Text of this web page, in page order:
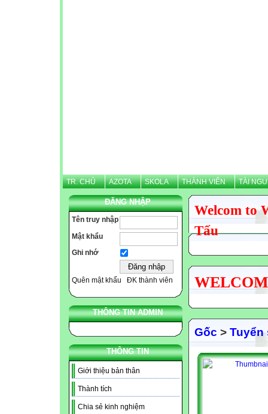
TR. CHỦ AZOTA SKOLA THÀNH VIÊN TÀI
ĐĂNG NHẬP
Tên truy nhập
Mật khẩu
Ghi nhớ
Quên mật khẩu ĐK thành viên
THÔNG TIN ADMIN
THÔNG TIN
Giới thiệu bản thân
Thành tích
Chia sẻ kinh nghiệm
Welcom to
Tấu
Gốc > Tuyển